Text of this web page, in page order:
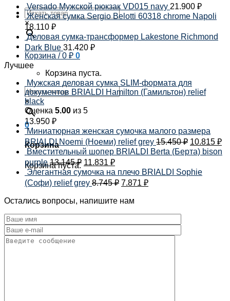
×
Корзина /0 ₽ 0
Корзина пуста.
×
0
Корзина
Корзина пуста.
Versado Мужской рюкзак VD015 navy 21.900 ₽
Женская сумка Sergio Belotti 60318 chrome Napoli
18.110 ₽
Деловая сумка-трансформер Lakestone Richmond
Dark Blue 31.420 ₽
Лучшее
Мужская деловая сумка SLIM-формата для
документов BRIALDI Hamilton (Гамильтон) relief
black
Оценка 5.00 из 5
13.950 ₽
Миниатюрная женская сумочка малого размера
BRIALDI Noemi (Ноеми) relief grey 15.450₽ 10.815 ₽
Вместительный шопер BRIALDI Berta (Берта) bison
purple 13.145₽ 11.831 ₽
Элегантная сумочка на плечо BRIALDI Sophie
(Софи) relief grey 8.745₽ 7.871 ₽
Остались вопросы, напишите нам